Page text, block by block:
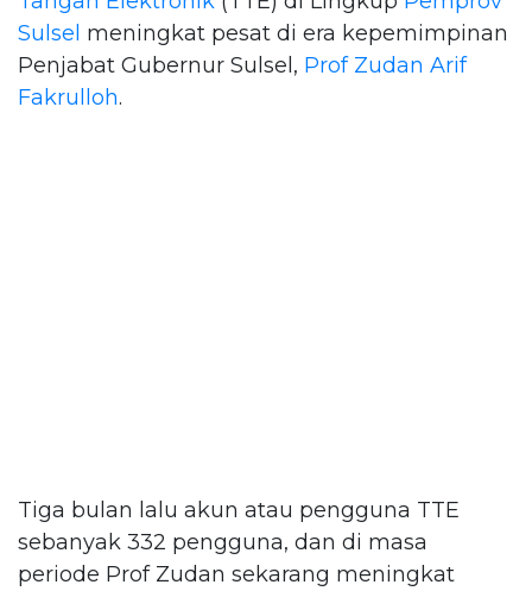
Sulsel meningkat pesat di era kepemimpinan
Penjabat Gubernur Sulsel, Prof Zudan Arif
Fakrulloh.
Tiga bulan lalu akun atau pengguna TTE
sebanyak 332 pengguna, dan di masa
periode Prof Zudan sekarang meningkat